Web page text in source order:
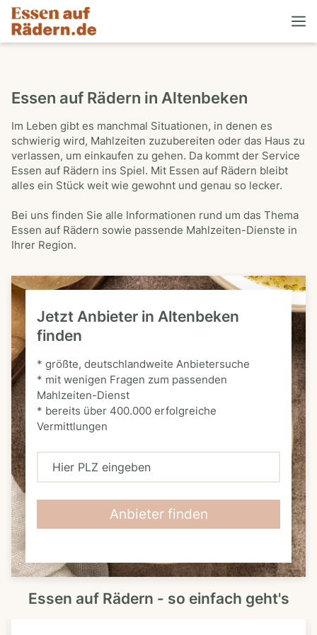
Essen auf Rädern in Altenbeken
Im Leben gibt es manchmal Situationen, in denen es
schwierig wird, Mahlzeiten zuzubereiten oder das Haus zu
verlassen, um einkaufen zu gehen. Da kommt der Service
Essen auf Rädern ins Spiel. Mit Essen auf Rädern bleibt
alles ein Stück weit wie gewohnt und genau so lecker.
Bei uns finden Sie alle Informationen rund um das Thema
Essen auf Rädern sowie passende Mahlzeiten-Dienste in
Ihrer Region.
Jetzt Anbieter in Altenbeken
finden
* größte, deutschlandweite Anbietersuche
* mit wenigen Fragen zum passenden
Mahlzeiten-Dienst
* bereits über 400.000 erfolgreiche
Vermittlungen
H
L
Z
Anbieter finden
Essen auf Rädern - so einfach geht's